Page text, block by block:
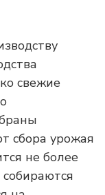
свежие
сбора урожая
не более